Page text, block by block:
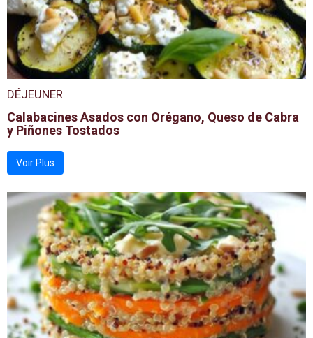
DÉJEUNER
Calabacines Asados con Orégano, Queso de Cabra
y Piñones Tostados
Voir Plus